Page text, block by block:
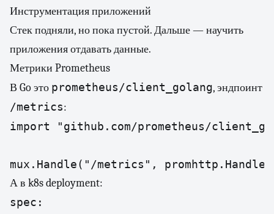
Инструментация приложений
Стек подняли, но пока пустой. Дальше — научить
приложения отдавать данные.
Метрики Prometheus
В Go это prometheus/client_golang, эндпоинт
/metrics:
import "github.com/prometheus/
mux.Handle("/metrics",
А в k8s deployment:
spec: